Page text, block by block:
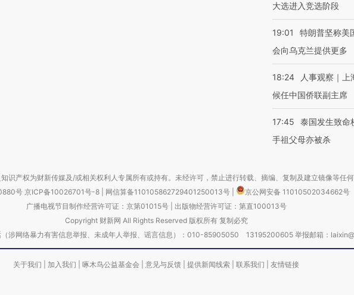
大选进入竞选阶段
19:01
特朗普坚称美
会向乌克兰提供更多
18:24
人事观察｜
候任中国侨联副主席
17:45
泰国发生致命
手祖父母亦被杀
识产权为财新传媒及/或相关权利人专属所有或持有。未经许可，禁止进行转载、摘编、复制及建立镜像等任何
号京ICP备10026701号-8 网信算备110105862729401250013号
京公网安备 11010502034662号
广播电视节目制作经营许可证：京第01015号| 出版物经营许可证：第直100013号
Copyright 财新网 All Rights Reserved 版权所有 复制必究
（涉网络暴力有害信息举报、未成年人举报、谣言信息）：010-85905050 13195200605 举报邮箱：
关于我们 加入我们 啄木鸟公益基金会 意见与反馈 提供新闻线索 联系我们 友情链接